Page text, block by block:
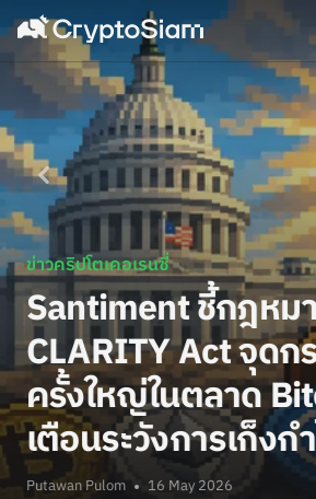
ข่าวคริปโตเคอเรนซี่
Santiment ชี้กฎหม
CLARITY Act จุด
ครั้งใหญ่ในตลาด
เตือนระวังการเก็งก
Putawan Pulom 16 May 2026